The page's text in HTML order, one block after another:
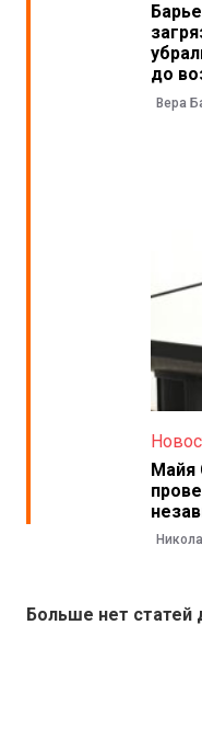
до
Вера
Майя
Больше нет статей